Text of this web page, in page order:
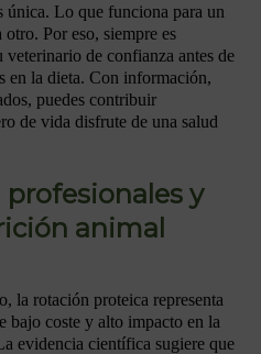
única. Lo que funciona para un
Por eso, siempre es
de confianza antes de
en la dieta. Con información,
puedes contribuir
de vida disfrute de una salud
y
animal
la rotación proteica representa
bajo coste y alto impacto en la
evidencia científica sugiere que